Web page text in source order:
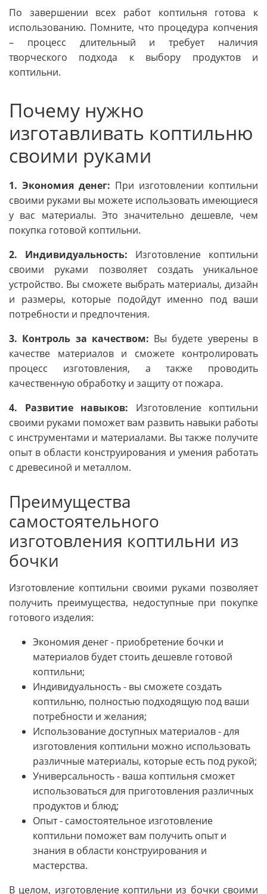
По завершении всех работ коптильня готова к
использованию. Помните, что процедура копчения
– процесс длительный и требует наличия
творческого подхода к выбору продуктов и
коптильни.
Почему нужно
изготавливать коптильню
своими руками
1. Экономия денег: При изготовлении коптильни
своими руками вы можете использовать имеющиеся
у вас материалы. Это значительно дешевле, чем
покупка готовой коптильни.
2. Индивидуальность: Изготовление коптильни
своими руками позволяет создать уникальное
устройство. Вы сможете выбрать материалы, дизайн
и размеры, которые подойдут именно под ваши
потребности и предпочтения.
3. Контроль за качеством: Вы будете уверены в
качестве материалов и сможете контролировать
процесс изготовления, а также проводить
качественную обработку и защиту от пожара.
4. Развитие навыков: Изготовление коптильни
своими руками поможет вам развить навыки работы
с инструментами и материалами. Вы также получите
опыт в области конструирования и умения работать
с древесиной и металлом.
Преимущества
самостоятельного
изготовления коптильни из
бочки
Изготовление коптильни своими руками позволяет
получить преимущества, недоступные при покупке
готового изделия:
Экономия денег - приобретение бочки и
материалов будет стоить дешевле готовой
коптильни;
Индивидуальность - вы сможете создать
коптильню, полностью подходящую под ваши
потребности и желания;
Использование доступных материалов - для
изготовления коптильни можно использовать
различные материалы, которые есть под рукой;
Универсальность - ваша коптильня сможет
использоваться для приготовления различных
продуктов и блюд;
Опыт - самостоятельное изготовление
коптильни поможет вам получить опыт и
знания в области конструирования и
мастерства.
В целом, изготовление коптильни из бочки своими